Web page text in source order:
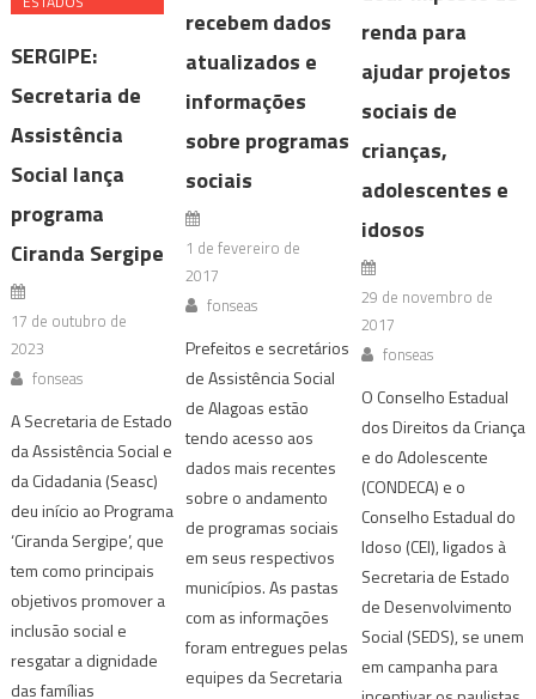
SERGIPE:
Secretaria de
Assistência
Social lança
programa
Ciranda Sergipe
17 de outubro de
2023
fonseas
A Secretaria de Estado
da Assistência Social e
da Cidadania (Seasc)
deu início ao Programa
‘Ciranda Sergipe’, que
tem como principais
objetivos promover a
inclusão social e
resgatar a dignidade
das famílias
recebem dados
atualizados e
informações
sobre programas
sociais
1 de fevereiro de
2017
fonseas
Prefeitos e secretários
de Assistência Social
de Alagoas estão
tendo acesso aos
dados mais recentes
sobre o andamento
de programas sociais
em seus respectivos
municípios. As pastas
com as informações
foram entregues pelas
equipes da Secretaria
renda para
ajudar projetos
sociais de
crianças,
adolescentes e
idosos
29 de novembro de
2017
fonseas
O Conselho Estadual
dos Direitos da Criança
e do Adolescente
(CONDECA) e o
Conselho Estadual do
Idoso (CEI), ligados à
Secretaria de Estado
de Desenvolvimento
Social (SEDS), se unem
em campanha para